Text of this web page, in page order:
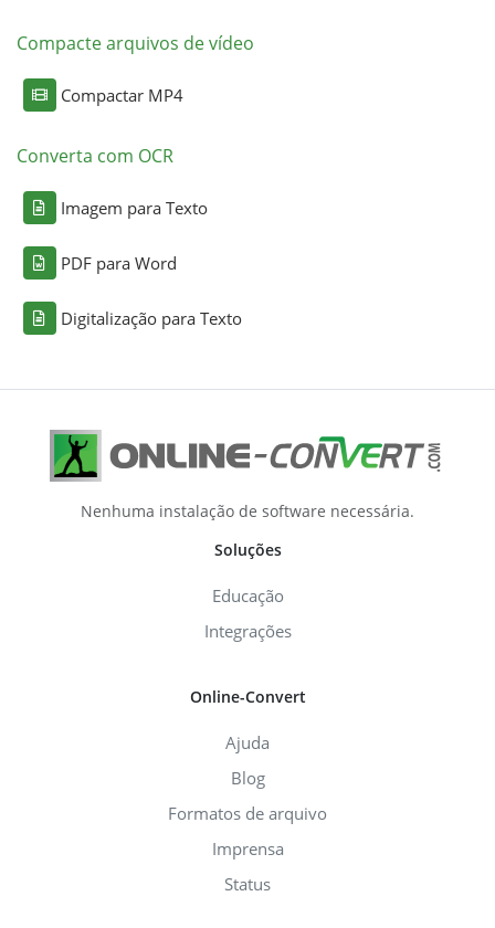
Compacte arquivos de vídeo
Compactar MP4
Converta com OCR
Imagem para Texto
PDF para Word
Digitalização para Texto
Nenhuma instalação de software necessária.
Soluções
Educação
Integrações
Online-Convert
Ajuda
Blog
Formatos de arquivo
Imprensa
Status